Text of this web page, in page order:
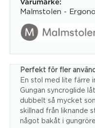
Varumärke:
Malmstolen -
Perfekt för fler
En stol med lite färre
Gungan syncroglide
dubbelt så mycket
skillnad från liknande
något bakåt i